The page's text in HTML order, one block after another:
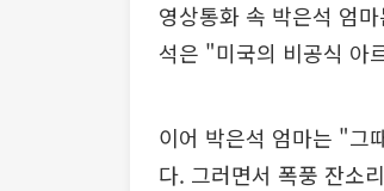
영상통화 속 박은석 엄
석은 "미국의 비공식 아
이어 박은석 엄마는 "그
다. 그러면서 폭풍 잔소